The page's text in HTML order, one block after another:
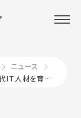
ニュース
産学連携で実践力ある次世代IT人材を育成～ITエンジニアのための長期インターンシップを初実施～